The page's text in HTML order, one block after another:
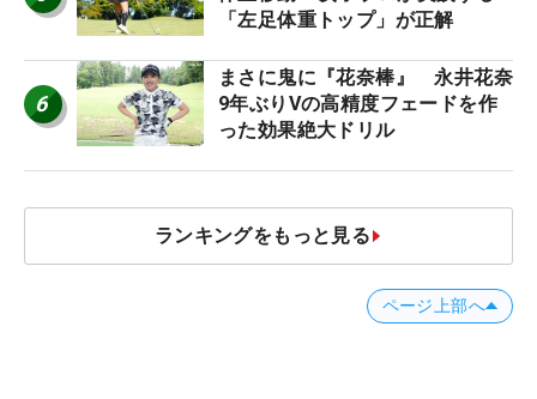
「左足体重トップ」が正解
6
まさに鬼に『花奈棒』 永井花奈
9年ぶりVの高精度フェードを作
った効果絶大ドリル
ランキングをもっと見る
ページ上部へ